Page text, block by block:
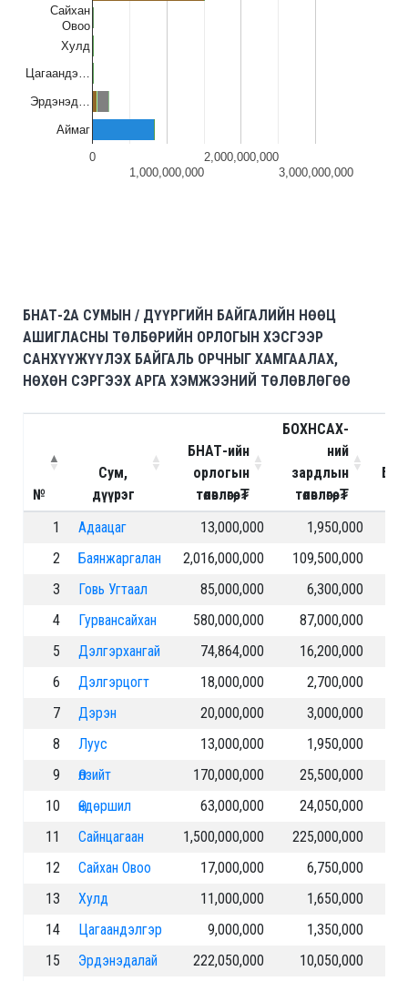
0
1,000,000,000
2,000,000,000
3,000,000,000
Сайхан
Овоо
Хулд
Цагаандэ…
Эрдэнэд…
Аймаг
БНАТ-2A СУМЫН / ДҮҮРГИЙН БАЙГАЛИЙН НӨӨЦ
АШИГЛАСНЫ ТӨЛБӨРИЙН ОРЛОГЫН ХЭСГЭЭР
САНХҮҮЖҮҮЛЭХ БАЙГАЛЬ ОРЧНЫГ ХАМГААЛАХ,
НӨХӨН СЭРГЭЭХ АРГА ХЭМЖЭЭНИЙ ТӨЛӨВЛӨГӨӨ
№
Сум,
дүүрэг
БНАТ-ийн
орлогын
төлөвлөгөө, ₮
БОХНСАХ-
ний
зардлын
төлөвлөгөө, ₮
1
Адаацаг 13,000,000
1,950,000
2
Баянжаргалан 2,016,000,000
109,500,000
3
Говь Угтаал 85,000,000
6,300,000
4
Гурвансайхан 580,000,000
87,000,000
5
Дэлгэрхангай 74,864,000
16,200,000
6
Дэлгэрцогт 18,000,000
2,700,000
7
Дэрэн 20,000,000
3,000,000
8
Луус 13,000,000
1,950,000
9
Өлзийт 170,000,000
25,500,000
10
Өндөршил 63,000,000
24,050,000
11
Сайнцагаан 1,500,000,000
225,000,000
12
Сайхан Овоо 17,000,000
6,750,000
13
Хулд 11,000,000
1,650,000
14
Цагаандэлгэр 9,000,000
1,350,000
15
Эрдэнэдалай 222,050,000
10,050,000